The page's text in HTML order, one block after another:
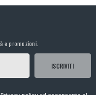
e promozioni.
ISCRIVITI